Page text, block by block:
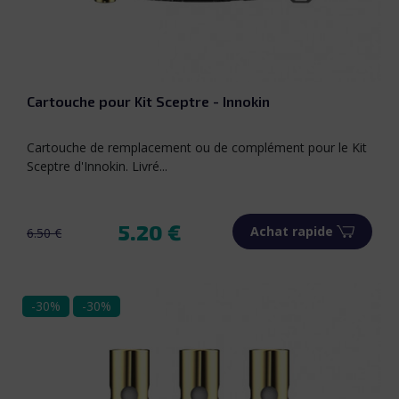
Cartouche pour Kit Sceptre - Innokin
Cartouche de remplacement ou de complément pour le Kit
Sceptre d'Innokin. Livré...
Prix de base
6.50 €
Prix 5.20 € Achat rapide
-30% -30%